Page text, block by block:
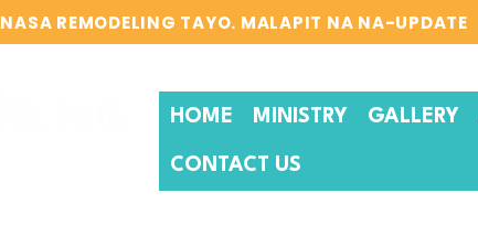
NASA REMODELING TAYO. MALAPIT NA NA-UPDATE
HOME MINISTRY GALLERY
CONTACT US